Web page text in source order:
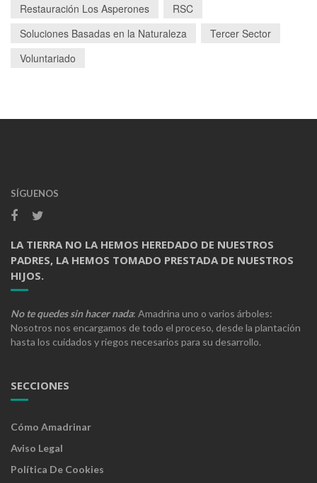
Restauración Los Asperones
RSC
Soluciones Basadas en la Naturaleza
Tercer Sector
Voluntariado
SÍGUENOS
LA TIERRA NO LA HEMOS HEREDADO DE NUESTROS
PADRES, LA HEMOS TOMADO PRESTADA DE NUESTROS
HIJOS.
No te quedes sin hacer nada: Amadrina uno o varios árboles:
Nosotros nos encargamos de todo el proceso, desde la plantación
hasta los cuidados y riegos necesarios para su desarrollo.
SECCIONES
Cómo Amadrinar
Aviso Legal
Política De Cookies